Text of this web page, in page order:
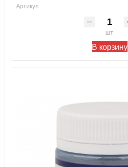
Артикул
шт
В корзину